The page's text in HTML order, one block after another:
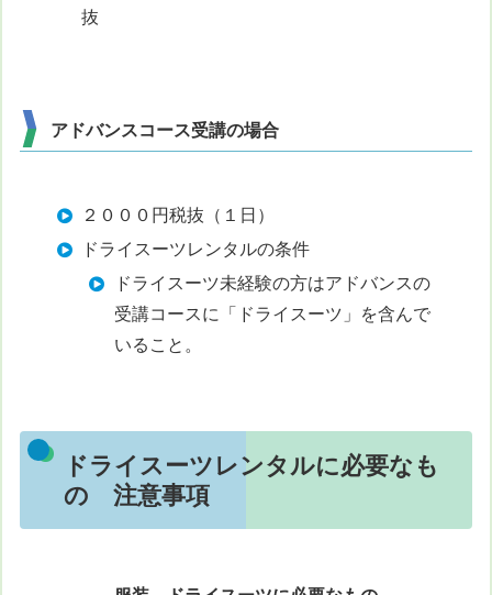
抜
アドバンスコース受講の場合
２０００円税抜（１日）
ドライスーツレンタルの条件
ドライスーツ未経験の方はアドバンスの
受講コースに「ドライスーツ」を含んで
いること。
ドライスーツレンタルに必要なも
の 注意事項